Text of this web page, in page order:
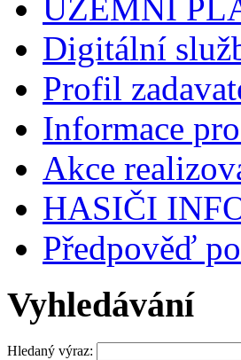
ÚZEMNÍ
Digitální
Profil
Informace
Akce
HASIČI
Předpověď
Vyhledávání
Hledaný výraz: